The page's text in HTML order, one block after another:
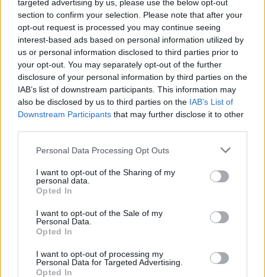
targeted advertising by us, please use the below opt-out
section to confirm your selection. Please note that after your
opt-out request is processed you may continue seeing
interest-based ads based on personal information utilized by
us or personal information disclosed to third parties prior to
your opt-out. You may separately opt-out of the further
disclosure of your personal information by third parties on the
IAB’s list of downstream participants. This information may
also be disclosed by us to third parties on the IAB’s List of
Downstream Participants that may further disclose it to other
Personal Data Processing Opt Outs
I want to opt-out of the Sharing of my
personal data.
Opted In
I want to opt-out of the Sale of my
Personal Data.
Opted In
I want to opt-out of processing my
Personal Data for Targeted Advertising.
Opted In
Jūsų vardas
Komentaras
Sutinku su taisyklėmis
reCAPTCHA and the Google